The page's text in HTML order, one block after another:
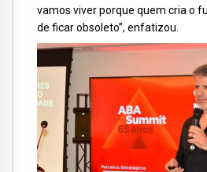
vamos viver porque quem cria o
de ficar obsoleto”, enfatizou.